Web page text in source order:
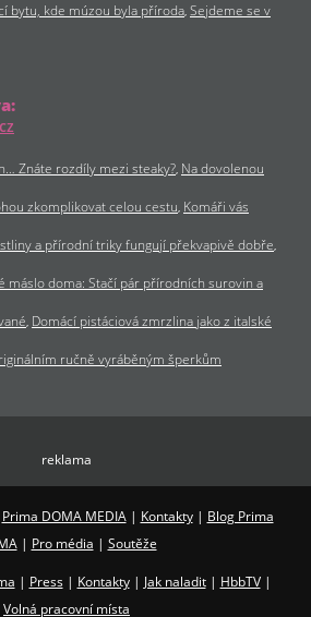
bytu, kde múzou byla příroda Sejdeme se v
Znáte rozdíly mezi steaky? Na dovolenou
zkomplikovat celou cestu Komáři vás
a přírodní triky fungují překvapivě dobře
máslo doma: Stačí pár přírodních surovin a
Domácí pistáciová zmrzlina jako z italské
ručně vyráběným šperkům
reklama
Prima DOMA MEDIA| Kontakty| Blog Prima
| Pro média | Soutěže
| Press| Kontakty| Jak naladit| HbbTV|
Volná pracovní místa